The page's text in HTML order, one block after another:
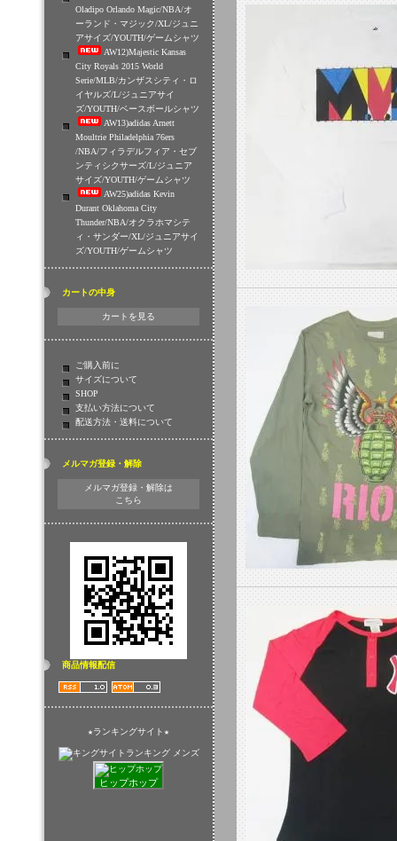
Oladipo Orlando Magic/NBA/オ
ーランド・マジック/XL/ジュニ
アサイズ/YOUTH/ゲームシャツ
AW12)Majestic Kansas
City Royals 2015 World
Serie/MLB/カンザスシティ・ロ
イヤルズ/L/ジュニアサイ
ズ/YOUTH/ベースボールシャツ
AW13)adidas Arnett
Moultrie Philadelphia 76ers
/NBA/フィラデルフィア・セブ
ンティシクサーズ/L/ジュニア
サイズ/YOUTH/ゲームシャツ
AW25)adidas Kevin
Durant Oklahoma City
Thunder/NBA/オクラホマシテ
ィ・サンダー/XL/ジュニアサイ
ズ/YOUTH/ゲームシャツ
カートの中身
カートを見る
ご購入前に
サイズについて
SHOP
支払い方法について
配送方法・送料について
メルマガ登録・解除
メルマガ登録・解除は
こちら
商品情報配信
★ランキングサイト★
ヒップホップ